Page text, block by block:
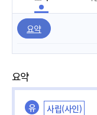
요약
요약
유 사립(사인)